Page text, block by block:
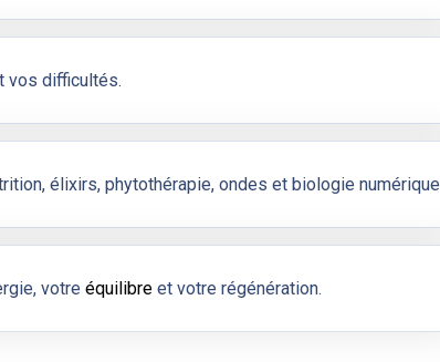
vos difficultés.
élixirs, phytothérapie, ondes et biologie numérique
votre équilibre et votre régénération.